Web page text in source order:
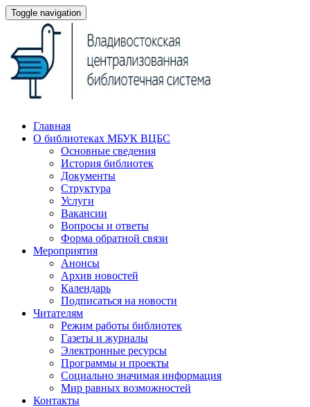
Toggle navigation
Главная
О библиотеках МБУК ВЦБС
Основные сведения
История библиотек
Документы
Структура
Услуги
Вакансии
Вопросы и ответы
Форма обратной связи
Мероприятия
Анонсы
Архив новостей
Календарь
Подписаться на новости
Читателям
Режим работы библиотек
Газеты и журналы
Электронные ресурсы
Программы и проекты
Социально значимая информация
Мир равных возможностей
Контакты